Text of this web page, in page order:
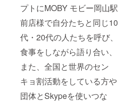
プトにMOBY モビー岡山駅
前店様で自分たちと同じ10
代・20代の人たちを呼び、
食事をしながら語り合い、
また、全国と世界のセン
キョ割活動をしている方や
団体とSkypeを使いつな